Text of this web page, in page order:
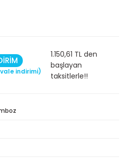
indirimi)
1.150,61 TL den
başlayan
taksitlerle!!